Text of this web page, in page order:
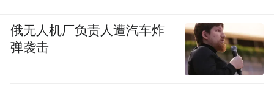
俄无人机厂负责人遭汽车炸
弹袭击